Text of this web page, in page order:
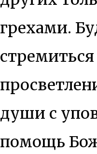
грехами.
души с
помощь